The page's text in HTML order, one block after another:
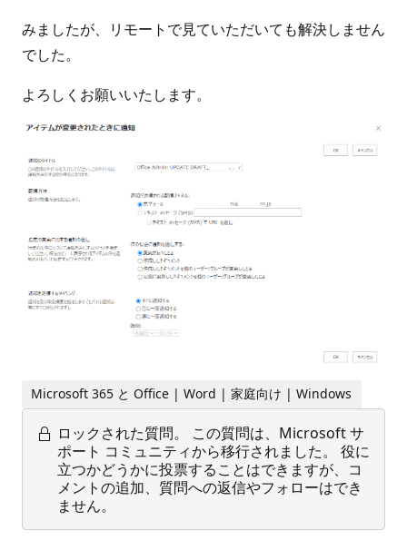
みましたが、リモートで見ていただいても解決しません
でした。
よろしくお願いいたします。
Microsoft 365 と Office | Word | 家庭向け | Windows
ロックされた質問。
この質問は、Microsoft サ
ポート コミュニティから移行されました。 役に
立つかどうかに投票することはできますが、コ
メントの追加、質問への返信やフォローはでき
ません。